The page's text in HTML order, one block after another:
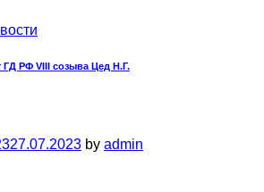
ГД РФ VIII созыва Цед Н.Г.
27.07.2023 by admin